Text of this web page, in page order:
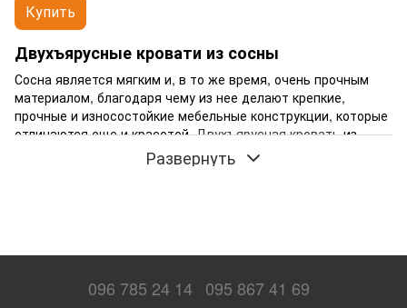
Купить
Двухъярусные кровати из сосны
Сосна является мягким и, в то же время, очень прочным
материалом, благодаря чему из нее делают крепкие,
прочные и износостойкие мебельные конструкции, которые
отличаются еще и красотой.Двухъярусная кроватьиз
сосны в Украине не является чем-то недоступным или
дорогим, их предлагает практически каждые мебельный
одним выстрелом двоих зайцев – приобрести очень
Развернуть
096 785 24 14 095 867 41 69